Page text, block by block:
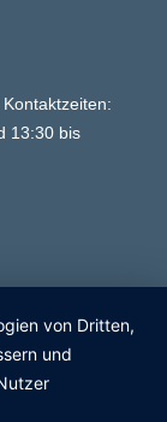
13:30 bis
von Dritten,
und